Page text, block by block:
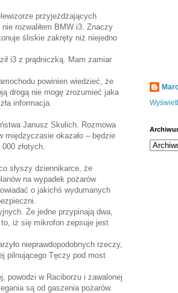
przyjeżdżających
rozwaliłem BMW i3. Znaczy
śliskie zakręty niż niejedno
i3 z prądniczką. Mam zamiar
powinien wiedzieć, że
drogą nie mogę zrozumieć jaka
informacja.
Janusz Skulich. Rozmowa
międzyczasie okazało – będzie
złotych.
słyszy dziennikarce, że
na wypadek pożarów
o jakichś wydumanych
Że jedne przypinają dwa,
iż się mikrofon zepsuje jest
nieprawdopodobnych rzeczy,
pilnującego Tęczy pod most
powodzi w Raciborzu i zawalonej
są od gaszenia pożarów.